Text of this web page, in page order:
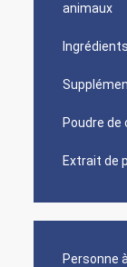
animaux
Poudre
Extrait de
Personne